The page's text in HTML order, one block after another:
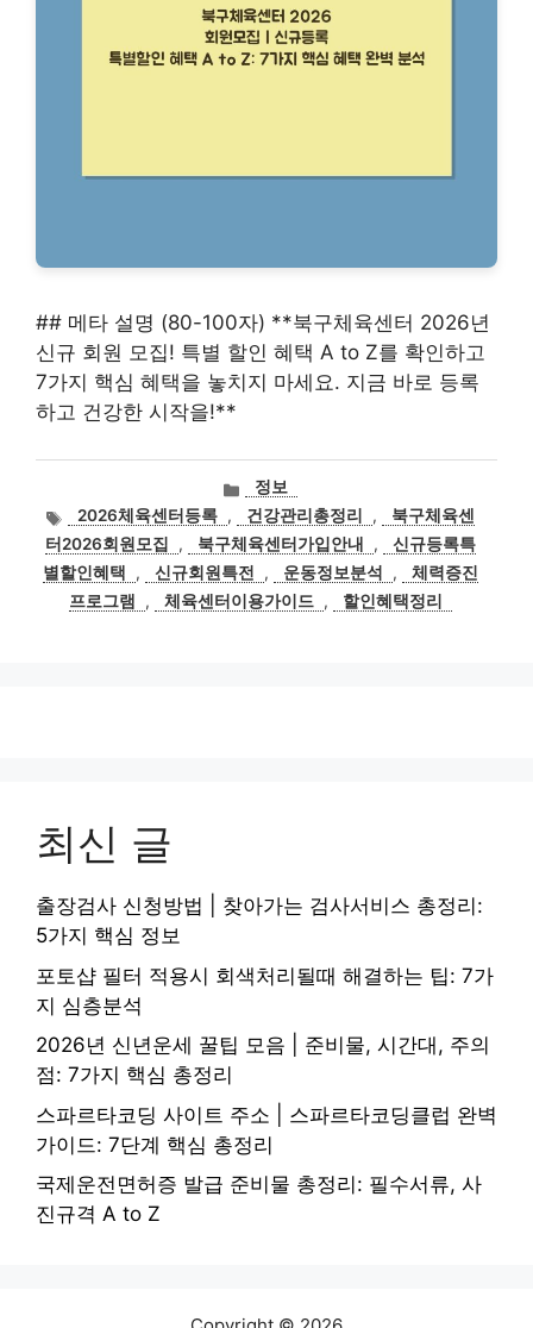
## 메타 설명 (80-100자) **북구체육센터 2026년
신규 회원 모집! 특별 할인 혜택 A to Z를 확인하고
7가지 핵심 혜택을 놓치지 마세요. 지금 바로 등록
하고 건강한 시작을!**
카
테
고
리
정보
태
그
2026체육센터등록 , 건강관리총정리 ,
북구체육센
터2026회원모집
, 북구체육센터가입안내 ,
신규등록특
별할인혜택
, 신규회원특전 , 운동정보분석 ,
체력증진
프로그램
, 체육센터이용가이드 , 할인혜택정리
최신 글
출장검사 신청방법 | 찾아가는 검사서비스 총정리:
5가지 핵심 정보
포토샵 필터 적용시 회색처리될때 해결하는 팁: 7가
지 심층분석
2026년 신년운세 꿀팁 모음 | 준비물, 시간대, 주의
점: 7가지 핵심 총정리
스파르타코딩 사이트 주소 | 스파르타코딩클럽 완벽
가이드: 7단계 핵심 총정리
국제운전면허증 발급 준비물 총정리: 필수서류, 사
진규격 A to Z